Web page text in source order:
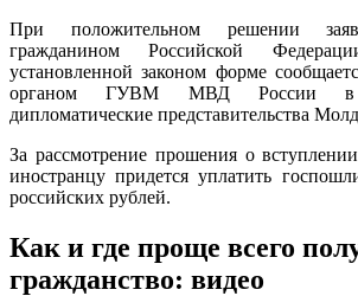
При положительном решении
гражданином Российской
установленной законом форме
органом ГУВМ МВД России в
дипломатические представительства
За рассмотрение прошения о
иностранцу придется уплатить
российских рублей.
Как и где проще всего
гражданство: видео